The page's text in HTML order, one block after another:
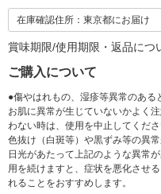
在庫確認住所：東京都にお届け
賞味期限/使用期限・返品につ
ご購入について
●傷やはれもの、湿疹等異常のあ
お肌に異常が生じていないかよく
わない時は、使用を中止してくだ
色抜け（白斑等）や黒ずみ等の異
日光があたって上記のような異常
用を続けますと、症状を悪化させ
れることをおすすめします。